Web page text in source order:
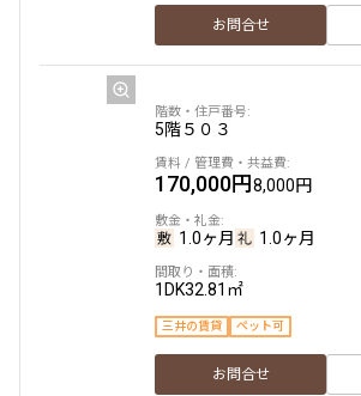
お問合せ
5階５０３
170,000円8,000円
1.0ヶ月 1.0ヶ月
1DK32.81㎡
三井の賃貸 ペット可
お問合せ